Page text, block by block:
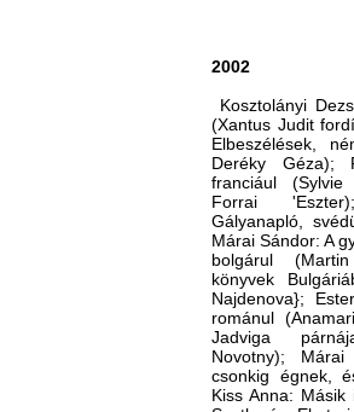
2002
Kosztolányi
(Xantus Judit
Elbeszélések,
Deréky Géza);
franciául (Sylvie
Forrai
Gályanapló,
Márai Sándor: A
bolgárul
könyvek
Najdenova};
románul
Jadviga
Novotny);
csonkig égnek,
Kiss Anna: Másik